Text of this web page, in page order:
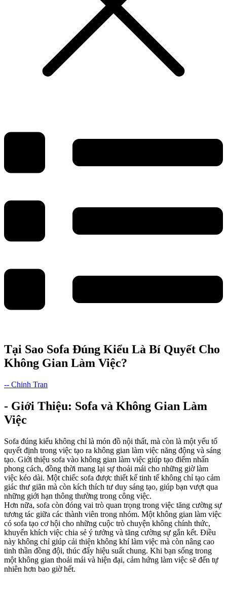
Tại Sao Sofa Đúng Kiểu Là Bí Quyết Cho
Không Gian Làm Việc?
-- Chinh Tran
- Giới Thiệu: Sofa và Không Gian Làm
Việc
Sofa đúng kiểu không chỉ là món đồ nội thất, mà còn là một yếu tố
quyết định trong việc tạo ra không gian làm việc năng động và sáng
tạo. Giới thiệu sofa vào không gian làm việc giúp tạo điểm nhấn
phong cách, đồng thời mang lại sự thoải mái cho những giờ làm
việc kéo dài. Một chiếc sofa được thiết kế tinh tế không chỉ tạo cảm
giác thư giãn mà còn kích thích tư duy sáng tạo, giúp bạn vượt qua
những giới hạn thông thường trong công việc.
Hơn nữa, sofa còn đóng vai trò quan trọng trong việc tăng cường sự
tương tác giữa các thành viên trong nhóm. Một không gian làm việc
có sofa tạo cơ hội cho những cuộc trò chuyện không chính thức,
khuyến khích việc chia sẻ ý tưởng và tăng cường sự gắn kết. Điều
này không chỉ giúp cải thiện không khí làm việc mà còn nâng cao
tinh thần đồng đội, thúc đẩy hiệu suất chung. Khi bạn sống trong
một không gian thoải mái và hiện đại, cảm hứng làm việc sẽ đến tự
nhiên hơn bao giờ hết.